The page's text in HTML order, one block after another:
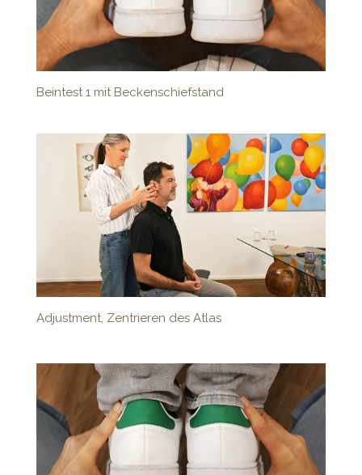
Beintest 1 mit Beckenschiefstand
Adjustment, Zentrieren des Atlas